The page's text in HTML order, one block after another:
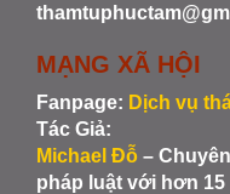
MẠNG XÃ HỘI
Fanpage: Dịch vụ
Tác Giả:
Michael Đỗ –
pháp luật với hơn